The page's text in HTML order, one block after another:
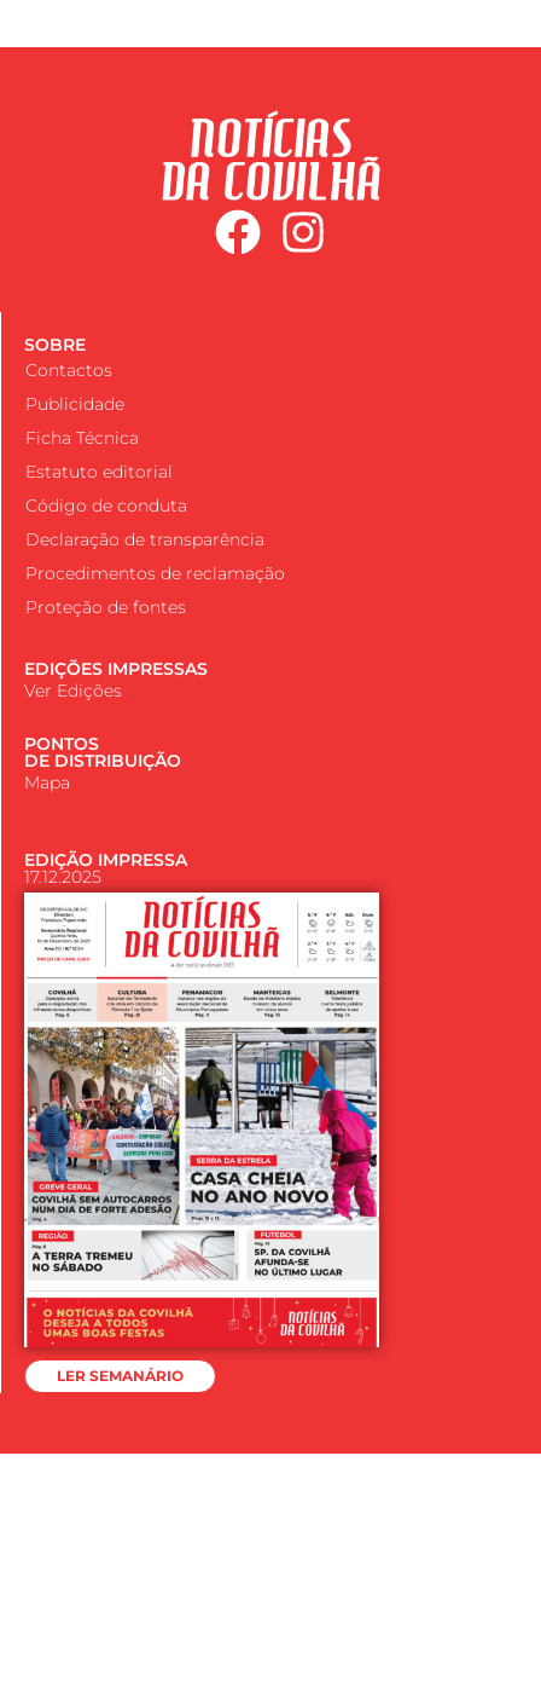
SOBRE
Contactos
Publicidade
Ficha Técnica
Estatuto editorial
Código de conduta
Declaração de transparência
Procedimentos de reclamação
Proteção de fontes
EDIÇÕES IMPRESSAS
Ver Edições
PONTOS
DE DISTRIBUIÇÃO
Mapa
EDIÇÃO IMPRESSA
17.12.2025
LER SEMANÁRIO